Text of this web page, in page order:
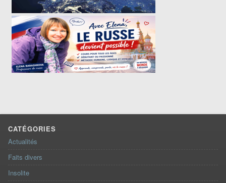
CATÉGORIES
Actualités
Faits divers
Insolite